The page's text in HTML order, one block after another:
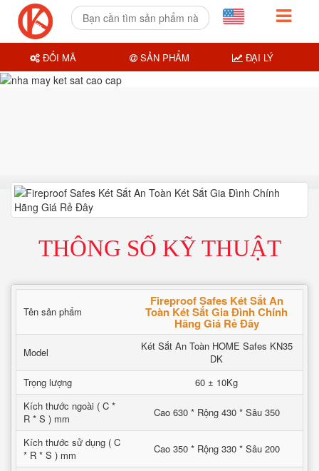
THÔNG SỐ KỸ THUẬT
Tên sản phẩm
Fireproof Safes Két Sắt An
Toàn Két Sắt Gia Đình Chính
Hãng Giá Rẻ Đây
Model
Két Sắt An Toàn HOME Safes KN35
DK
Trọng lượng
60 ± 10Kg
Kích thước ngoài ( C *
R * S ) mm
Cao 630 * Rộng 430 * Sâu 350
Kích thước sử dụng ( C
* R * S ) mm
Cao 350 * Rộng 330 * Sâu 200
ĐỔI MÃ SẢN PHẨM ĐẠI LÝ